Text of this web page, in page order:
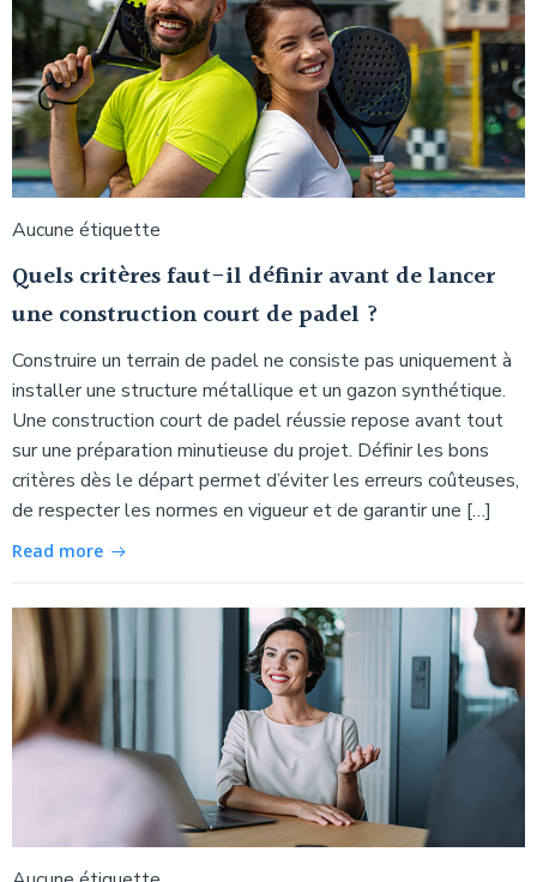
Aucune étiquette
Quels critères faut-il définir avant de lancer
une construction court de padel ?
Construire un terrain de padel ne consiste pas uniquement à
installer une structure métallique et un gazon synthétique.
Une construction court de padel réussie repose avant tout
sur une préparation minutieuse du projet. Définir les bons
critères dès le départ permet d’éviter les erreurs coûteuses,
de respecter les normes en vigueur et de garantir une […]
Read more